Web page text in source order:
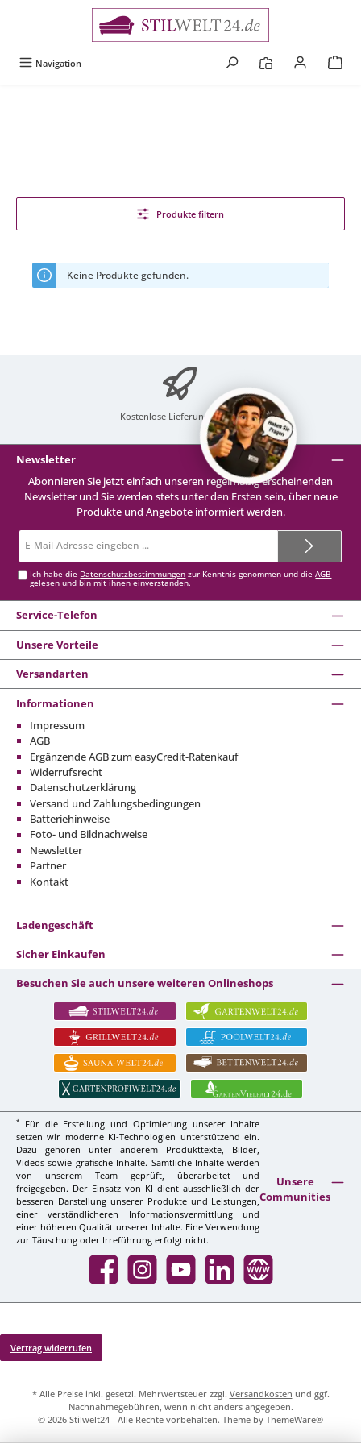
Navigation
Produkte filtern
Keine Produkte gefunden.
Kostenlose Lieferungab 99 €
Newsletter
Abonnieren Sie jetzt einfach unseren regelmäßig erscheinenden
Newsletter und Sie werden stets unter den Ersten sein, über neue
Produkte und Angebote informiert werden.
Mail-
Ich habe die Datenschutzbestimmungen zur Kenntnis genommen und dieAGB
gelesen und bin mit ihnen einverstanden.
Service-Telefon
Unsere Vorteile
Versandarten
Informationen
Impressum
AGB
Ergänzende AGB zum easyCredit-Ratenkauf
Widerrufsrecht
Datenschutzerklärung
Versand und Zahlungsbedingungen
Batteriehinweise
Foto- und Bildnachweise
Newsletter
Partner
Kontakt
Ladengeschäft
Sicher Einkaufen
Besuchen Sie auch unsere weiteren Onlineshops
*
Für die Erstellung und Optimierung unserer Inhalte
setzen wir moderne KI-Technologien unterstützend ein.
Dazu gehören unter anderem Produkttexte, Bilder,
Videos sowie grafische Inhalte. Sämtliche Inhalte werden
von unserem Team geprüft, überarbeitet und
freigegeben. Der Einsatz von KI dient ausschließlich der
besseren Darstellung unserer Produkte und Leistungen,
einer verständlicheren Informationsvermittlung und
einer höheren Qualität unserer Inhalte. Eine Verwendung
zur Täuschung oder Irreführung erfolgt nicht.
Unsere
Communities
Facebook InstagramYouTube LinkedIn Website
Vertrag widerrufen
* Alle Preise inkl. gesetzl. Mehrwertsteuer zzgl. Versandkosten und ggf.
Nachnahmegebühren, wenn nicht anders angegeben.
© 2026 Stilwelt24 - Alle Rechte vorbehalten. Theme by ThemeWare®